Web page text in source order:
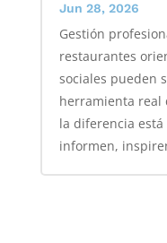
Jun 28, 2026
Gestión
restaurantes
sociales pueden
herramienta real
la diferencia
informen,